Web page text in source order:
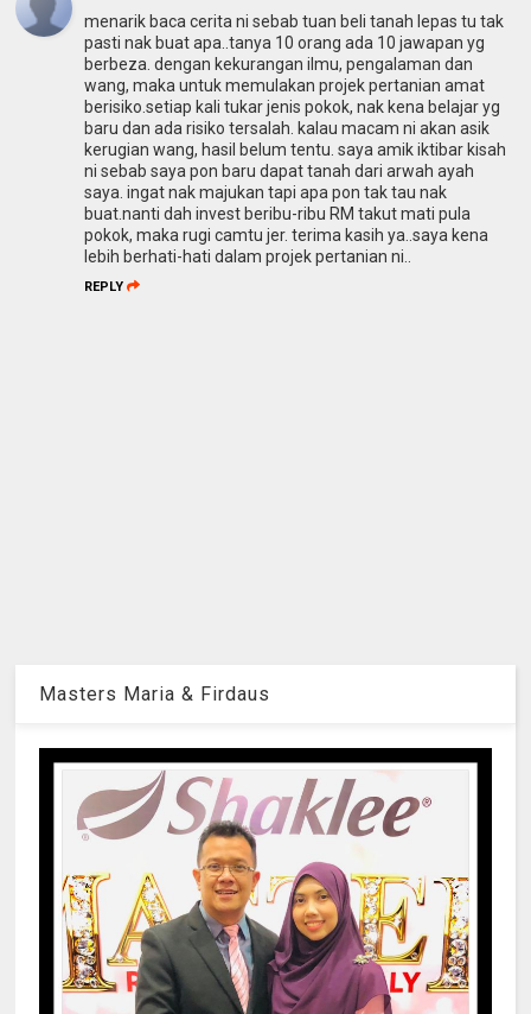
menarik baca cerita ni sebab tuan beli tanah lepas tu tak
pasti nak buat apa..tanya 10 orang ada 10 jawapan yg
berbeza. dengan kekurangan ilmu, pengalaman dan
wang, maka untuk memulakan projek pertanian amat
berisiko.setiap kali tukar jenis pokok, nak kena belajar yg
baru dan ada risiko tersalah. kalau macam ni akan asik
kerugian wang, hasil belum tentu. saya amik iktibar kisah
ni sebab saya pon baru dapat tanah dari arwah ayah
saya. ingat nak majukan tapi apa pon tak tau nak
buat.nanti dah invest beribu-ribu RM takut mati pula
pokok, maka rugi camtu jer. terima kasih ya..saya kena
lebih berhati-hati dalam projek pertanian ni..
REPLY
Masters Maria & Firdaus